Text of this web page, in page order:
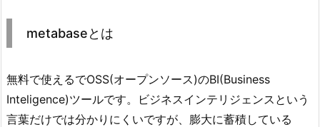
metabaseとは
無料で使えるでOSS(オープンソース)のBI(Business
Inteligence)ツールです。ビジネスインテリジェンスという
言葉だけでは分かりにくいですが、膨大に蓄積している